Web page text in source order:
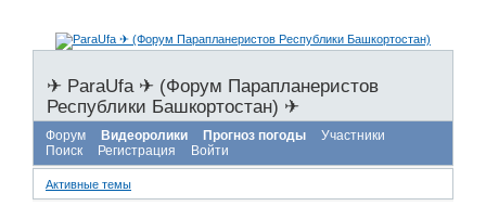
✈ ParaUfa ✈ (Форум Парапланеристов
Республики Башкортостан) ✈
Форум Видеоролики Прогноз погоды
Участники
Поиск
Регистрация Войти
Активные темы